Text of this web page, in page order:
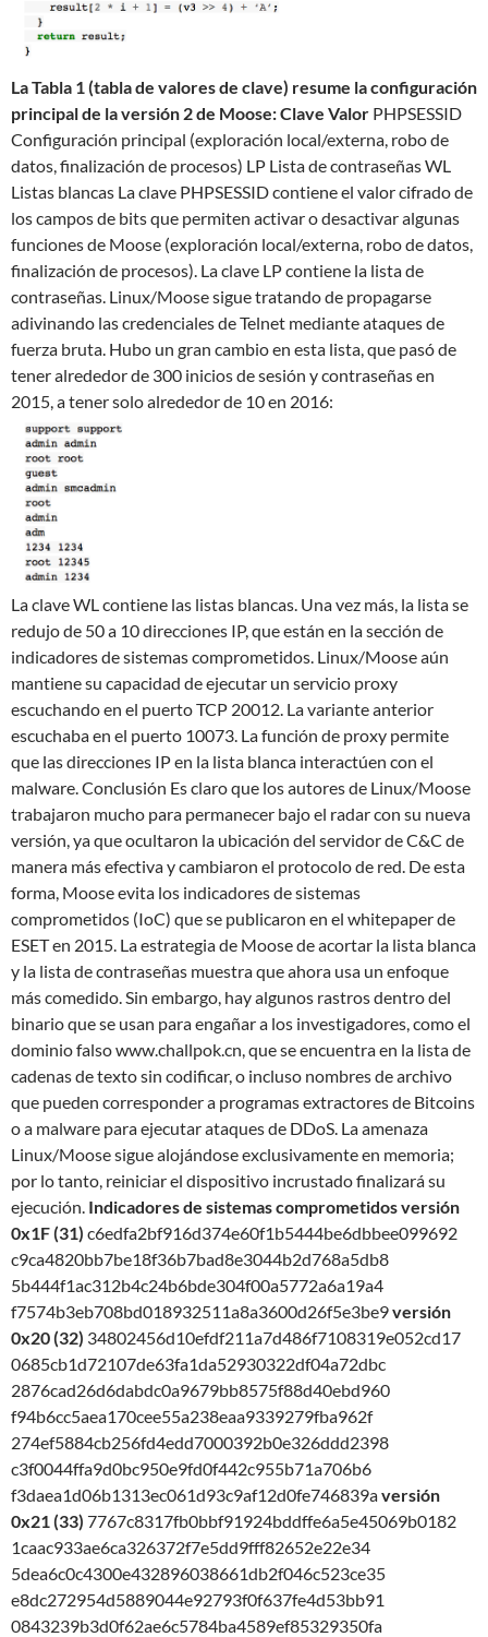
La Tabla 1 (tabla de valores de clave) resume la configuración
principal de la versión 2 de Moose:Clave Valor PHPSESSID
Configuración principal (exploración local/externa, robo de
datos, finalización de procesos) LP Lista de contraseñas WL
Listas blancas La clave PHPSESSID contiene el valor cifrado de
los campos de bits que permiten activar o desactivar algunas
funciones de Moose (exploración local/externa, robo de datos,
finalización de procesos). La clave LP contiene la lista de
contraseñas. Linux/Moose sigue tratando de propagarse
adivinando las credenciales de Telnet mediante ataques de
fuerza bruta. Hubo un gran cambio en esta lista, que pasó de
tener alrededor de 300 inicios de sesión y contraseñas en
2015, a tener solo alrededor de 10 en 2016:
La clave WL contiene las listas blancas. Una vez más, la lista se
redujo de 50 a 10 direcciones IP, que están en la sección de
indicadores de sistemas comprometidos. Linux/Moose aún
mantiene su capacidad de ejecutar un servicio proxy
escuchando en el puerto TCP 20012. La variante anterior
escuchaba en el puerto 10073. La función de proxy permite
que las direcciones IP en la lista blanca interactúen con el
malware. Conclusión Es claro que los autores de Linux/Moose
trabajaron mucho para permanecer bajo el radar con su nueva
versión, ya que ocultaron la ubicación del servidor de C&C de
manera más efectiva y cambiaron el protocolo de red. De esta
forma, Moose evita los indicadores de sistemas
comprometidos (IoC) que se publicaron en el whitepaper de
ESET en 2015. La estrategia de Moose de acortar la lista blanca
y la lista de contraseñas muestra que ahora usa un enfoque
más comedido. Sin embargo, hay algunos rastros dentro del
binario que se usan para engañar a los investigadores, como el
dominio falso www.challpok.cn, que se encuentra en la lista de
cadenas de texto sin codificar, o incluso nombres de archivo
que pueden corresponder a programas extractores de Bitcoins
o a malware para ejecutar ataques de DDoS. La amenaza
Linux/Moose sigue alojándose exclusivamente en memoria;
por lo tanto, reiniciar el dispositivo incrustado finalizará su
ejecución. Indicadores de sistemas comprometidosversión
0x1F (31) c6edfa2bf916d374e60f1b5444be6dbbee099692
c9ca4820bb7be18f36b7bad8e3044b2d768a5db8
5b444f1ac312b4c24b6bde304f00a5772a6a19a4
f7574b3eb708bd018932511a8a3600d26f5e3be9versión
0x20 (32) 34802456d10efdf211a7d486f7108319e052cd17
0685cb1d72107de63fa1da52930322df04a72dbc
2876cad26d6dabdc0a9679bb8575f88d40ebd960
f94b6cc5aea170cee55a238eaa9339279fba962f
274ef5884cb256fd4edd7000392b0e326ddd2398
c3f0044ffa9d0bc950e9fd0f442c955b71a706b6
f3daea1d06b1313ec061d93c9af12d0fe746839aversión
0x21 (33) 7767c8317fb0bbf91924bddffe6a5e45069b0182
1caac933ae6ca326372f7e5dd9fff82652e22e34
5dea6c0c4300e432896038661db2f046c523ce35
e8dc272954d5889044e92793f0f637fe4d53bb91
0843239b3d0f62ae6c5784ba4589ef85329350fa